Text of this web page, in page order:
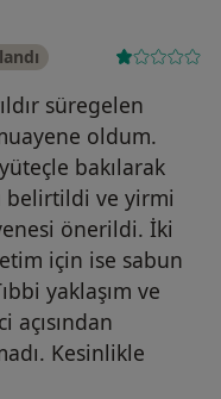
süregelen
oldum.
bakılarak
belirtildi ve yirmi
önerildi. İki
için ise sabun
yaklaşım ve
Kesinlikle